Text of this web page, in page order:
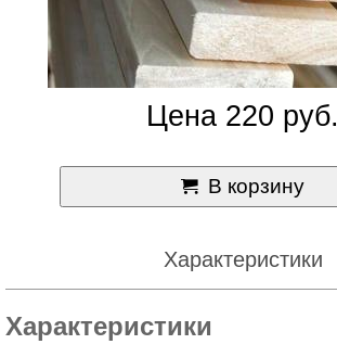
Цена 220 руб.
В корзину
Характеристики
Характеристики